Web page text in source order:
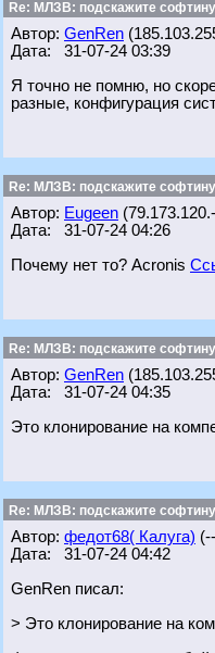
Re: МЛЗВ: подскажите софтину
Автор: GenRen
Дата: 31-07-24 03:39
Я точно не помню, но
разные, конфигурация
Re: МЛЗВ: подскажите софтину
Автор: Eugeen
Дата: 31-07-24 04:26
Почему нет то? Acronis
Re: МЛЗВ: подскажите софтину
Автор: GenRen
Дата: 31-07-24 04:35
Это клонирование на
Re: МЛЗВ: подскажите софтину
Автор: федот68( Калуга)
Дата: 31-07-24 04:42
GenRen писал:
> Это клонирование на